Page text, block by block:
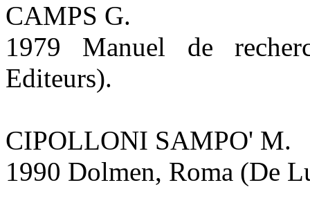
CAMPS G.
1979 Manuel de
Editeurs).
CIPOLLONI SAMPO' M.
1990 Dolmen, Roma (De